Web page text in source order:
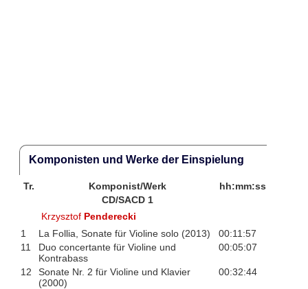
Komponisten und Werke der Einspielung
Tr. Komponist/Werk
hh:mm:ss
CD/SACD 1
Krzysztof Penderecki
1
La Follia, Sonate für Violine solo (2013)
00:11:57
11
Duo concertante für Violine und
Kontrabass
00:05:07
12
Sonate Nr. 2 für Violine und Klavier
(2000)
00:32:44